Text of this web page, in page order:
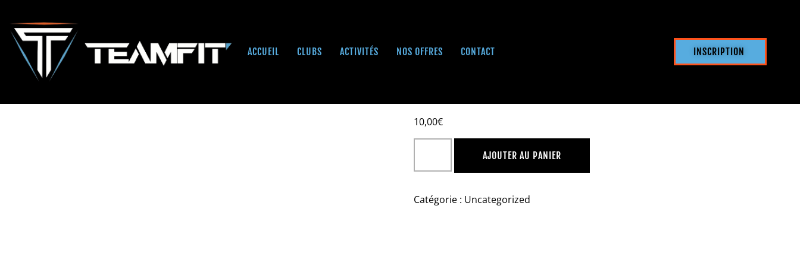
ACCUEIL CLUBS ACTIVITÉS NOS OFFRES CONTACT INSCRIPTION
Accueil Uncategorized/ DAY PASS
10,00€
AJOUTER AU PANIER
Catégorie : Uncategorized